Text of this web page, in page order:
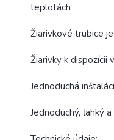
teplotách
Žiarivkové trubice
Žiarivky k dispozícii
Jednoduchá
Jednoduchý, ľahký